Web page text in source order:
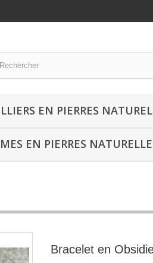
EN PIERRES
EN PIERRES
Bracelet en